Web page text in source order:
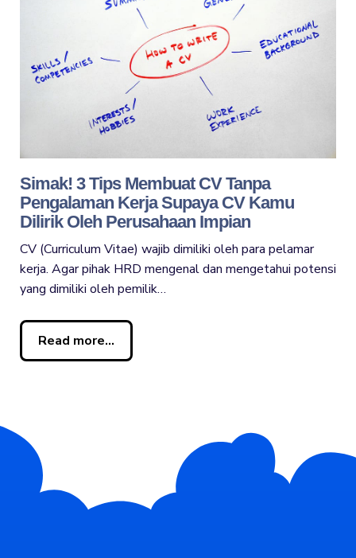
Simak! 3 Tips Membuat CV Tanpa
Pengalaman Kerja Supaya CV Kamu
Dilirik Oleh Perusahaan Impian
CV (Curriculum Vitae) wajib dimiliki oleh para pelamar
kerja. Agar pihak HRD mengenal dan mengetahui potensi
yang dimiliki oleh pemilik…
Read more...